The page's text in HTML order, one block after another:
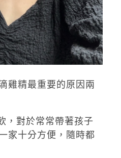
雞精最重要的原因兩
，對於常常帶著孩子
家十分方便，隨時都